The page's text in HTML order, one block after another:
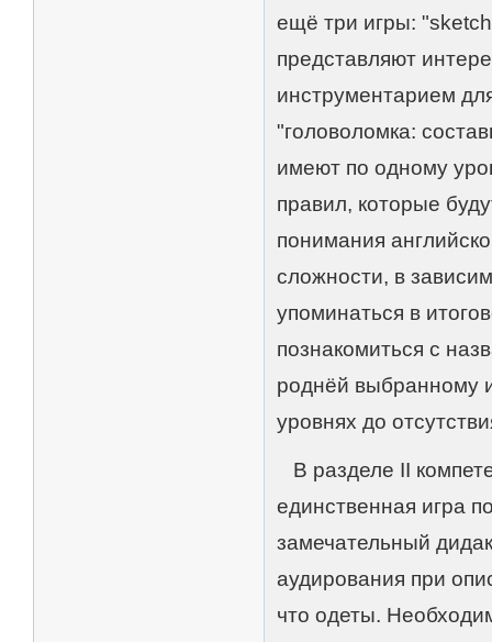
ещё три игры:
представляют
инструментарием
"головоломка:
имеют по одному
правил, которые
понимания
сложности, в
упоминаться в
познакомиться с
роднёй выбранному
уровнях до
В разделе II
единственная игра
замечательный
аудирования при
что одеты.